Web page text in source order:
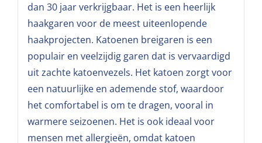
dan 30 jaar verkrijgbaar. Het is een heerlijk
haakgaren voor de meest uiteenlopende
haakprojecten. Katoenen breigaren is een
populair en veelzijdig garen dat is vervaardigd
uit zachte katoenvezels. Het katoen zorgt voor
een natuurlijke en ademende stof, waardoor
het comfortabel is om te dragen, vooral in
warmere seizoenen. Het is ook ideaal voor
mensen met allergieën, omdat katoen